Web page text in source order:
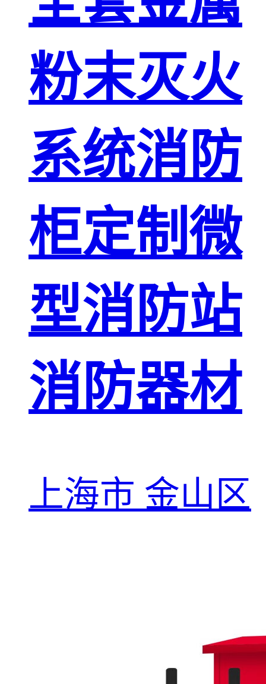
粉末灭火
系统消防
柜定制微
型消防站
消防器材
上海市 金山区